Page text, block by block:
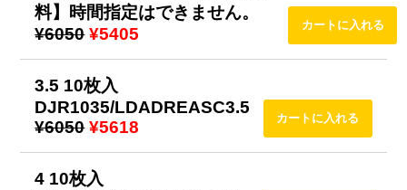
料】時間指定はできません。
¥6050 ¥5405
3.5 10枚入
DJR1035/LDADREASC3.5
¥6050 ¥5618
4 10枚入